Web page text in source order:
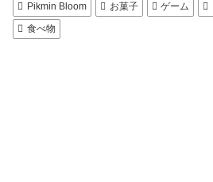
Pikmin Bloom お菓子 ゲーム
食べ物